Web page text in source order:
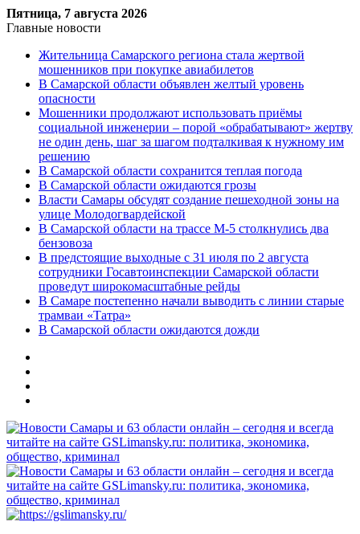
Пятница, 7 августа 2026
Главные новости
Жительница Самарского региона стала жертвой
мошенников при покупке авиабилетов
В Самарской области объявлен желтый уровень
опасности
Мошенники продолжают использовать приёмы
социальной инженерии – порой «обрабатывают» жертву
не один день, шаг за шагом подталкивая к нужному им
решению
В Самарской области сохранится теплая погода
В Самарской области ожидаются грозы
Власти Самары обсудят создание пешеходной зоны на
улице Молодогвардейской
В Самарской области на трассе М-5 столкнулись два
бензовоза
В предстоящие выходные с 31 июля по 2 августа
сотрудники Госавтоинспекции Самарской области
проведут широкомасштабные рейды
В Самаре постепенно начали выводить с линии старые
трамваи «Татра»
В Самарской области ожидаются дожди
Меню